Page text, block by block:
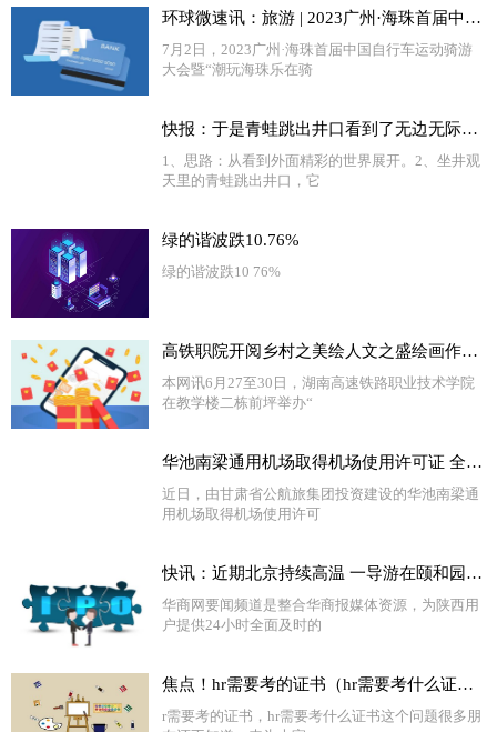
环球微速讯：旅游 | 2023广州·海珠首届中国自行车运动骑游大会举行
7月2日，2023广州·海珠首届中国自行车运动骑游
大会暨“潮玩海珠乐在骑
快报：于是青蛙跳出井口看到了无边无际的天很惊讶用文言文怎么说（青蛙跳出井口会看到什么会说些什么）
1、思路：从看到外面精彩的世界展开。2、坐井观
天里的青蛙跳出井口，它
绿的谐波跌10.76%
绿的谐波跌10 76%
高铁职院开阅乡村之美绘人文之盛绘画作品展 精选
本网讯6月27至30日，湖南高速铁路职业技术学院
在教学楼二栋前坪举办“
华池南梁通用机场取得机场使用许可证 全球热文
近日，由甘肃省公航旅集团投资建设的华池南梁通
用机场取得机场使用许可
快讯：近期北京持续高温 一导游在颐和园带团时中暑离世
华商网要闻频道是整合华商报媒体资源，为陕西用
户提供24小时全面及时的
焦点！hr需要考的证书（hr需要考什么证书）
r需要考的证书，hr需要考什么证书这个问题很多朋